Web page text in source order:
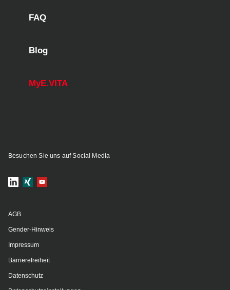
FAQ
Blog
MyE.VITA
Besuchen Sie uns auf Social Media
AGB
Gender-Hinweis
Impressum
Barrierefreiheit
Datenschutz